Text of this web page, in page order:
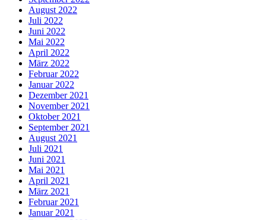
August 2022
Juli 2022
Juni 2022
Mai 2022
April 2022
März 2022
Februar 2022
Januar 2022
Dezember 2021
November 2021
Oktober 2021
September 2021
August 2021
Juli 2021
Juni 2021
Mai 2021
April 2021
März 2021
Februar 2021
Januar 2021